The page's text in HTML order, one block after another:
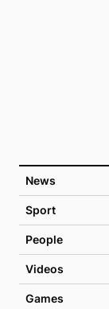
News
Sport
People
Videos
Games